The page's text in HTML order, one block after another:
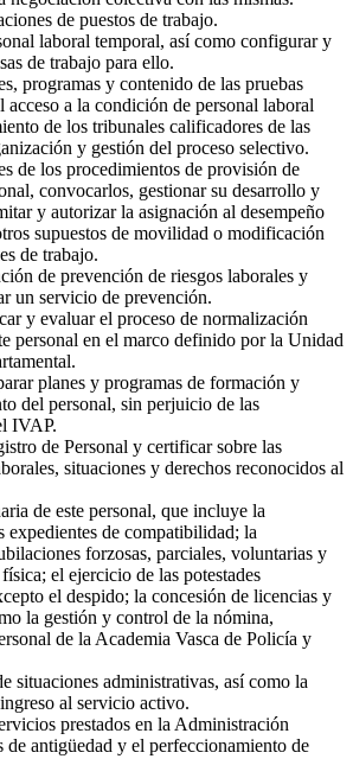
de puestos de trabajo.
laboral temporal, así como configurar y
de trabajo para ello.
programas y contenido de las pruebas
acceso a la condición de personal laboral
de los tribunales calificadores de las
y gestión del proceso selectivo.
de los procedimientos de provisión de
convocarlos, gestionar su desarrollo y
y autorizar la asignación al desempeño
supuestos de movilidad o modificación
de trabajo.
de prevención de riesgos laborales y
un servicio de prevención.
y evaluar el proceso de normalización
personal en el marco definido por la Unidad
planes y programas de formación y
del personal, sin perjuicio de las
IVAP.
de Personal y certificar sobre las
situaciones y derechos reconocidos al
de este personal, que incluye la
expedientes de compatibilidad; la
forzosas, parciales, voluntarias y
el ejercicio de las potestades
el despido; la concesión de licencias y
la gestión y control de la nómina,
de la Academia Vasca de Policía y
situaciones administrativas, así como la
al servicio activo.
prestados en la Administración
de antigüedad y el perfeccionamiento de